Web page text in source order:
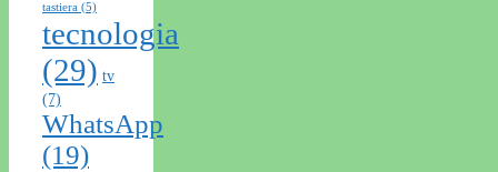
tastiera (5)
tecnologia
(29) tv
(7)
WhatsApp
(19)